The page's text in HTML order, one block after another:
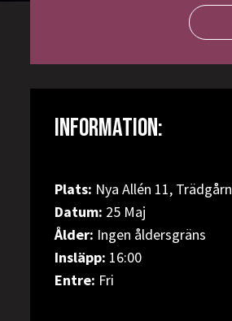
INFORMATION:
Plats: Nya Allén 11, Trädgårn
Datum: 25 Maj
Ålder: Ingen åldersgräns
Insläpp: 16:00
Entre: Fri